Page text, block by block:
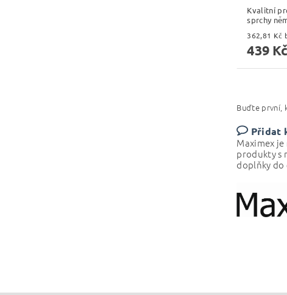
Kvalitní
sprchy
439 Kč
Buďte první,
Přidat
Maximex
produkty s
doplňky do